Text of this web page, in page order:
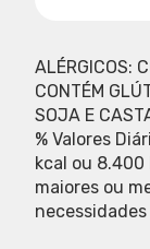
ALÉRGICOS:
CONTÉM
SOJA E
% Valores
kcal ou 8.400
maiores ou